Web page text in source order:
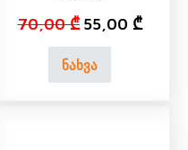
70,00 ₾.
price is: 55,00 ₾.
70,00₾ Original price
55,00 ₾
ნახვა